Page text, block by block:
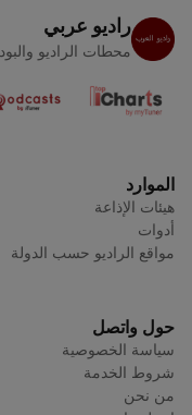
راديو عربي
محطات الراديو
الموارد
هيئات الإذاعة
أدوات
مواقع الراديو حسب الدولة
حول واتصل
سياسة الخصوصية
شروط الخدمة
من نحن